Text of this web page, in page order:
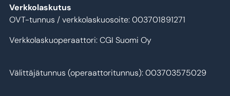
Verkkolaskutus
OVT-tunnus / verkkolaskuosoite: 003701891271
Verkkolaskuoperaattori: CGI Suomi Oy
Välittäjätunnus (operaattoritunnus): 003703575029